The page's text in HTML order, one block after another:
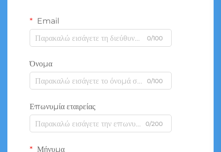
Email
0/100
Όνομα
0/100
Επωνυμία εταιρείας
0/200
Μήνυμα